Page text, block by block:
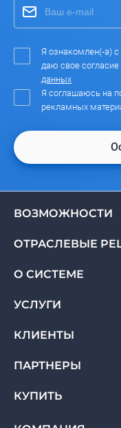
Я ознакомлен(-а) с
даю свое согласие
данных
Я соглашаюсь на
рекламных
ВОЗМОЖНОСТИ
ОТРАСЛЕВЫЕ
О СИСТЕМЕ
УСЛУГИ
КЛИЕНТЫ
ПАРТНЕРЫ
КУПИТЬ